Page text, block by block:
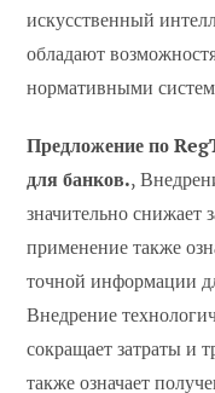
искусственный
обладают
нормативными
Предложение по
для банков.,
значительно снижает
применение также
точной информации
Внедрение
сокращает затраты и
также означает